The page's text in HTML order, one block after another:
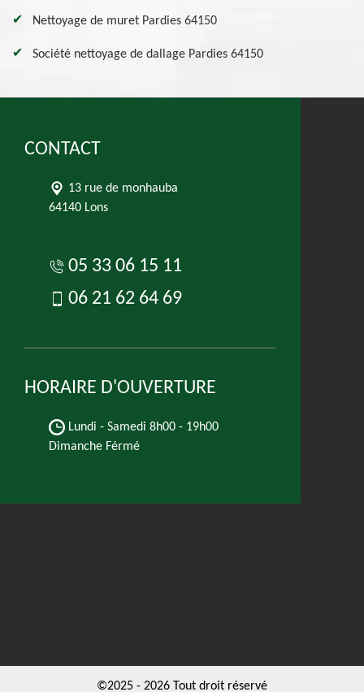
Nettoyage de muret Pardies 64150
Société nettoyage de dallage Pardies 64150
CONTACT
13 rue de monhauba
64140 Lons
05 33 06 15 11
06 21 62 64 69
HORAIRE D'OUVERTURE
Lundi - Samedi 8h00 - 19h00
Dimanche Férmé
©2025 - 2026 Tout droit réservé